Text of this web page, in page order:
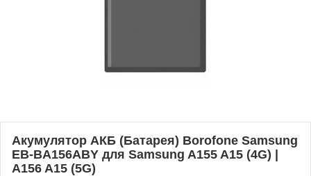
Акумулятор АКБ (Батарея) Borofone Samsung
EB-BA156ABY для Samsung A155 A15 (4G) |
A156 A15 (5G)